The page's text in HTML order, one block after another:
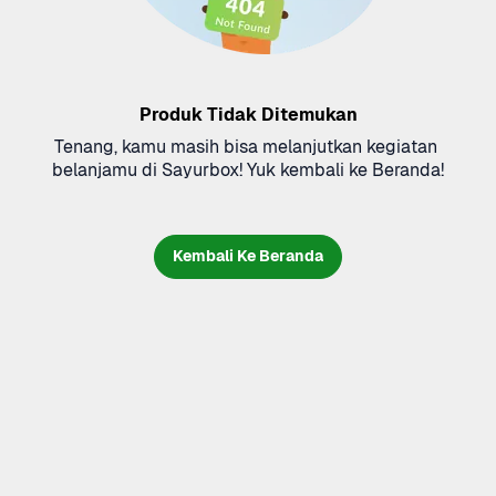
Produk Tidak Ditemukan
Tenang, kamu masih bisa melanjutkan kegiatan
belanjamu di Sayurbox! Yuk kembali ke Beranda!
Kembali Ke Beranda